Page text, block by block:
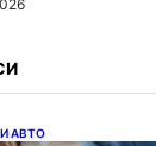
АВТО